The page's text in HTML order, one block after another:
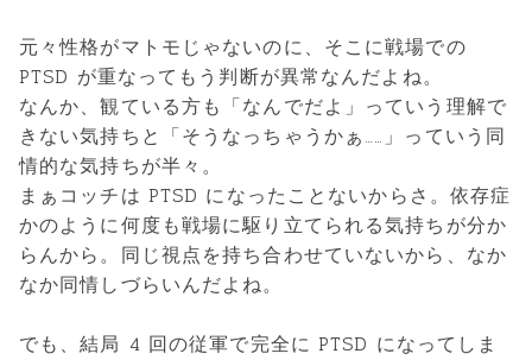
元々性格がマトモじゃないのに、そこに戦場での
PTSD が重なってもう判断が異常なんだよね。
なんか、観ている方も「なんでだよ」っていう理解で
きない気持ちと「そうなっちゃうかぁ……」っていう同
情的な気持ちが半々。
まぁコッチは PTSD になったことないからさ。依存症
かのように何度も戦場に駆り立てられる気持ちが分か
らんから。同じ視点を持ち合わせていないから、なか
なか同情しづらいんだよね。
でも、結局 4 回の従軍で完全に PTSD になってしま